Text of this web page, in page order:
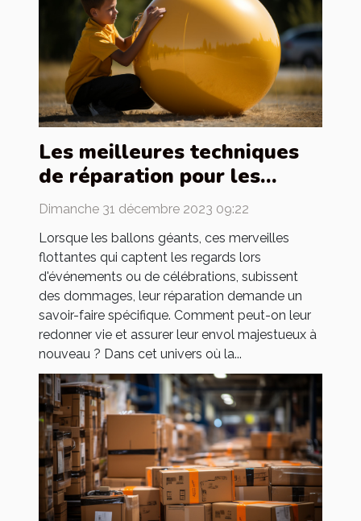
Les meilleures techniques
de réparation pour les
ballons géants
endommagés
Dimanche 31 décembre 2023 09:22
Lorsque les ballons géants, ces merveilles
flottantes qui captent les regards lors
d'événements ou de célébrations, subissent
des dommages, leur réparation demande un
savoir-faire spécifique. Comment peut-on leur
redonner vie et assurer leur envol majestueux à
nouveau ? Dans cet univers où la...